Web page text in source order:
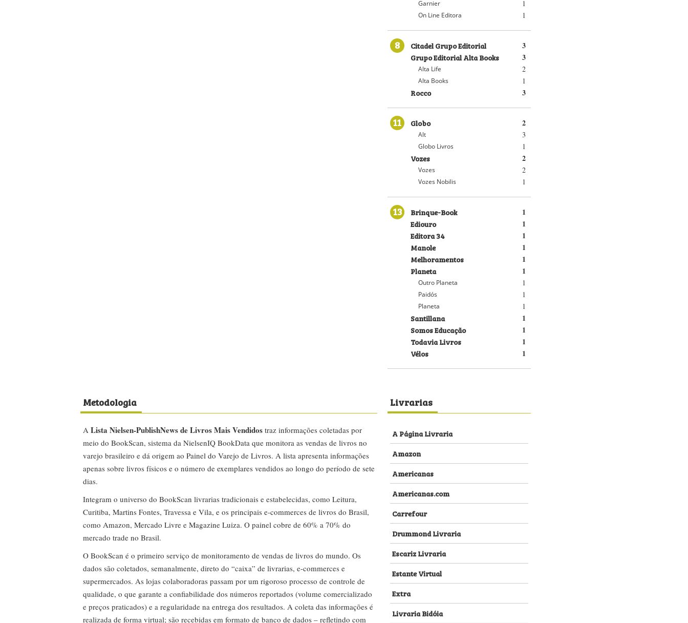
1
Garnier
1
On Line Editora
8 3
Citadel Grupo Editorial
3
Grupo Editorial Alta Books
2
Alta Life
1
Alta Books
3
Rocco
11 2
Globo
3
Alt
1
Globo Livros
2
Vozes
2
Vozes
1
Vozes Nobilis
13 1
Brinque-Book
1
Ediouro
1
Editora 34
1
Manole
1
Melhoramentos
1
Planeta
1
Outro Planeta
1
Paidós
1
Planeta
1
Santillana
1
Somos Educação
1
Todavia Livros
1
Vélos
Metodologia
A Lista Nielsen-PublishNews de Livros Mais Vendidos traz informações coletadas por
meio do BookScan, sistema da NielsenIQ BookData que monitora as vendas de livros no
varejo brasileiro e dá origem ao Painel do Varejo de Livros. A lista apresenta informações
apenas sobre livros físicos e o número de exemplares vendidos ao longo do período de sete
dias.
Integram o universo do BookScan livrarias tradicionais e estabelecidas, como Leitura,
Curitiba, Martins Fontes, Travessa e Vila, e os principais e-commerces de livros do Brasil,
como Amazon, Mercado Livre e Magazine Luiza. O painel cobre de 60% a 70% do
mercado trade no Brasil.
O BookScan é o primeiro serviço de monitoramento de vendas de livros do mundo. Os
dados são coletados, semanalmente, direto do “caixa” de livrarias, e-commerces e
supermercados. As lojas colaboradoras passam por um rigoroso processo de controle de
qualidade, o que garante a confiabilidade dos números reportados (volume comercializado
e preços praticados) e a regularidade na entrega dos resultados. A coleta das informações é
realizada de forma virtual; são recebidas em formato de banco de dados – refletindo com
Livrarias
A Página Livraria
Amazon
Americanas
Americanas.com
Carrefour
Drummond Livraria
Escariz Livraria
Estante Virtual
Extra
Livraria Bidóia